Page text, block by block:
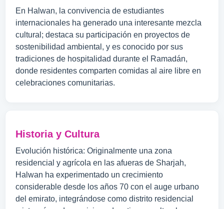
En Halwan, la convivencia de estudiantes
internacionales ha generado una interesante mezcla
cultural; destaca su participación en proyectos de
sostenibilidad ambiental, y es conocido por sus
tradiciones de hospitalidad durante el Ramadán,
donde residentes comparten comidas al aire libre en
celebraciones comunitarias.
Historia y Cultura
Evolución histórica: Originalmente una zona
residencial y agrícola en las afueras de Sharjah,
Halwan ha experimentado un crecimiento
considerable desde los años 70 con el auge urbano
del emirato, integrándose como distrito residencial